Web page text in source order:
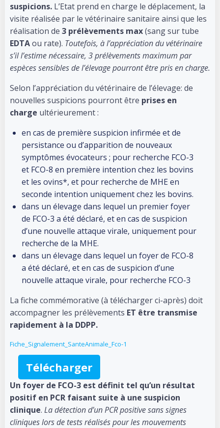
suspicions. L’Etat prend en charge le déplacement, la
visite réalisée par le vétérinaire sanitaire ainsi que les
réalisation de 3 prélèvements max(sang sur tube
EDTAou rate). Toutefois, à l’appréciation du vétérinaire
s’il l’estime nécessaire, 3 prélèvements maximum par
espèces sensibles de l’élevage pourront être pris en charge.
Selon l’appréciation du vétérinaire de l’élevage: de
nouvelles suspicions pourront être prises en
charge ultérieurement :
en cas de première suspicion infirmée et de
persistance ou d’apparition de nouveaux
symptômes évocateurs ; pour recherche FCO-3
et FCO-8 en première intention chez les bovins
et les ovins*, et pour recherche de MHE en
seconde intention uniquement chez les bovins.
dans un élevage dans lequel un premier foyer
de FCO-3 a été déclaré, et en cas de suspicion
d’une nouvelle attaque virale, uniquement pour
recherche de la MHE.
dans un élevage dans lequel un foyer de FCO-8
a été déclaré, et en cas de suspicion d’une
nouvelle attaque virale, pour recherche FCO-3
La fiche commémorative (à télécharger ci-après) doit
accompagner les prélèvements ET être transmise
rapidement à la DDPP.
Fiche_Signalement_SanteAnimale_Fco-1
Télécharger
Un foyer de FCO-3 est définit tel qu’un résultat
positif en PCR faisant suite à une suspicion
clinique. La détection d’un PCR positive sans signes
cliniques lors de tests réalisés pour les mouvements